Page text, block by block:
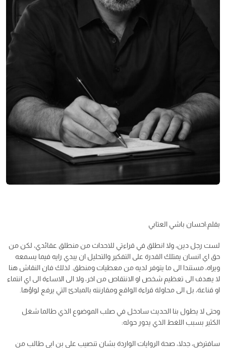
بقلم:احسان باشي العتابي
لست رجل دين، ولا انطلق في قراءتي للاحداث من منطلق عقائدي، لكن من
حق اي انسان يمتلك القدرة على التفكير والتحليل ان يبدي رايه فيما يسمعه
ويراه، مستندا الى ما يتوفر لديه من معطيات ومنطق. لذلك فان النقاش هنا
لا يهدف الى تعظيم شخص او الانتقاص من اخر، ولا الى الاساءة الى اي انتماء
او قناعة، بل الى محاولة قراءة الواقع ومقارنته بالمبادئ التي يرفع لواؤها.
وحتى لا يطول بنا الحديث سادخل في صلب الموضوع الذي طالما شغل
الكثير بسبب اللغط الذي يدور حوله:
سافترض، جدلا، صحة الروايات الواردة بشان تنصيب علي بن ابي طالب من